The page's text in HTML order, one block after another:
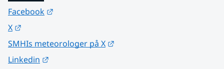
Facebook
X
SMHIs meteorologer på X
Linkedin